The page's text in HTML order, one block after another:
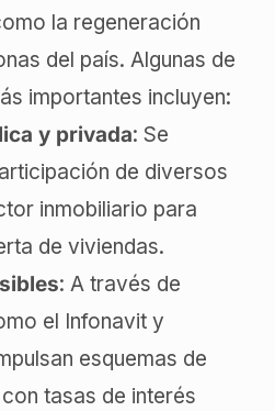
la regeneración
del país. Algunas de
importantes incluyen:
y privada: Se
de diversos
inmobiliario para
de viviendas.
: A través de
el Infonavit y
esquemas de
tasas de interés